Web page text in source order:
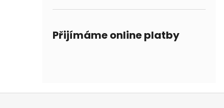
Přijímáme online platby
Z